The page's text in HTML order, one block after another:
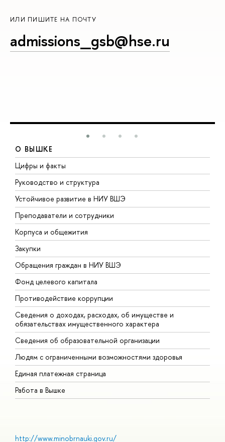
ИЛИ ПИШИТЕ НА ПОЧТУ
admissions_gsb@hse.ru
О ВЫШКЕ
Цифры и факты
Руководство и структура
Устойчивое развитие в НИУ ВШЭ
Преподаватели и сотрудники
Корпуса и общежития
Закупки
Обращения граждан в НИУ ВШЭ
Фонд целевого капитала
Противодействие коррупции
Сведения о доходах, расходах, об имуществе и
обязательствах имущественного характера
Сведения об образовательной организации
Людям с ограниченными возможностями здоровья
Единая платежная страница
Работа в Вышке
http://www.minobrnauki.gov.ru/